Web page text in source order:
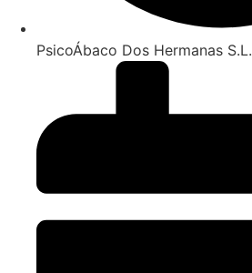
PsicoÁbaco Dos Hermanas S.L.